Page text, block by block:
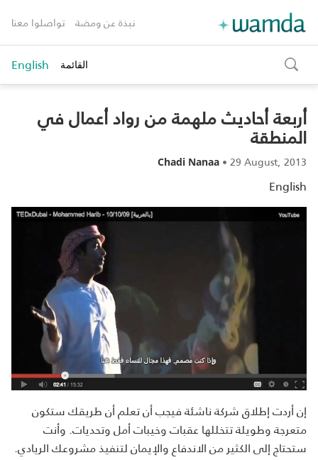
نبذة عن ومضة تواصلوا معنا
toggle
search
القائمة English
أربعة أحاديث ملهمة من رواد أعمال في
المنطقة
Chadi Nanaa •29 August, 2013
English
إن أردت إطلاق شركة ناشئة فيجب أن تعلم أن طريقك ستكون
متعرجة وطويلة تتخللها عقبات وخيبات أمل وتحديات. وأنت
ستحتاج إلى الكثير من الاندفاع والإيمان لتنفيذ مشروعك الريادي.